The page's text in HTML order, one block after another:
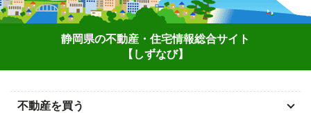
静岡県の不動産・住宅情報総合サイト
【しずなび】
不動産を買う